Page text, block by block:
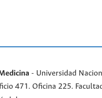
- Universidad
471. Oficina 225.